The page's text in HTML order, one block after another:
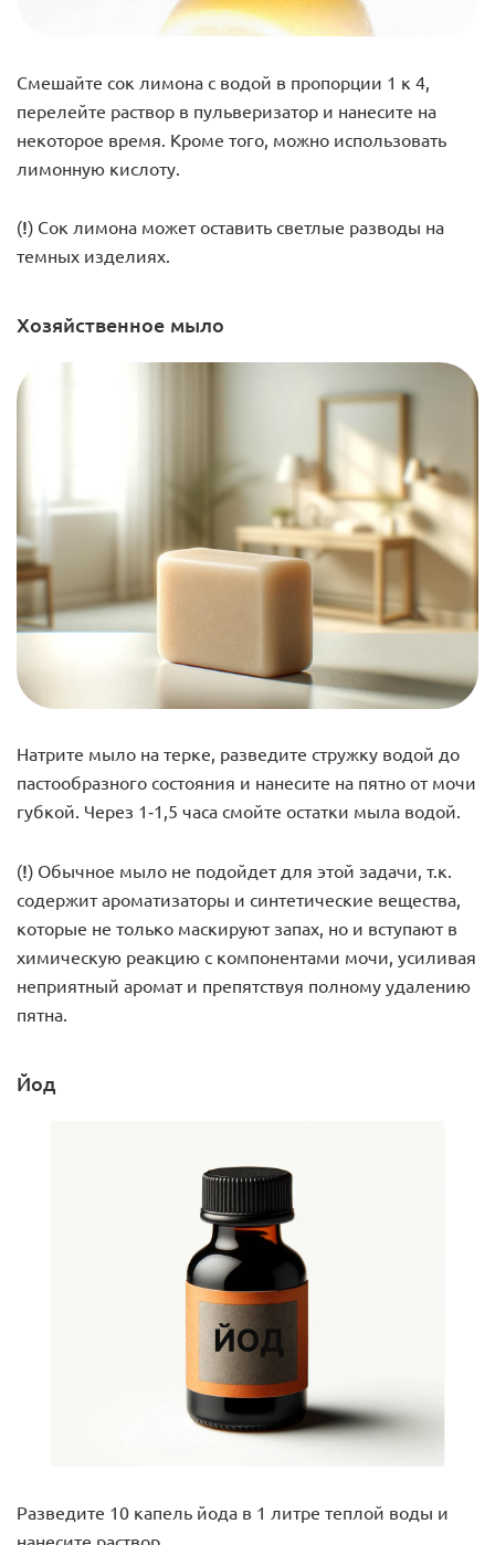
Смешайте сок лимона с водой в пропорции 1 к 4,
перелейте раствор в пульверизатор и нанесите на
некоторое время. Кроме того, можно использовать
лимонную кислоту.
(!) Сок лимона может оставить светлые разводы на
темных изделиях.
Хозяйственное мыло
Натрите мыло на терке, разведите стружку водой до
пастообразного состояния и нанесите на пятно от мочи
губкой. Через 1-1,5 часа смойте остатки мыла водой.
(!) Обычное мыло не подойдет для этой задачи, т.к.
содержит ароматизаторы и синтетические вещества,
которые не только маскируют запах, но и вступают в
химическую реакцию с компонентами мочи, усиливая
неприятный аромат и препятствуя полному удалению
пятна.
Йод
Разведите 10 капель йода в 1 литре теплой воды и
нанесите раствор.